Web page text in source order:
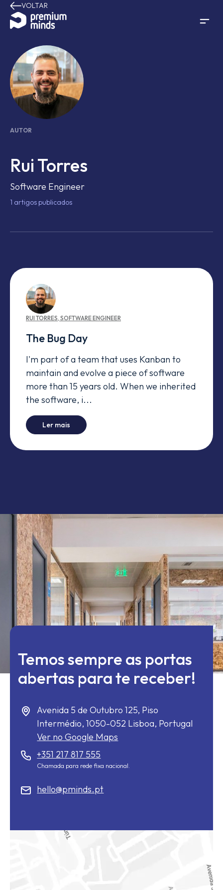
Avançar para o conteúdo
VOLTAR
AUTOR
Rui Torres
Software Engineer
1 artigos publicados
RUI TORRES, SOFTWARE ENGINEER
The Bug Day
I'm part of a team that uses Kanban to
maintain and evolve a piece of software
more than 15 years old. When we inherited
the software, i...
Ler mais The Bug Day
Temos sempre as portas
abertas para te receber!
Avenida 5 de Outubro 125, Piso
Intermédio,1050-052 Lisboa, Portugal
Ver no Google Maps
+351 217 817 555
Chamada para rede fixa nacional.
hello@pminds.pt